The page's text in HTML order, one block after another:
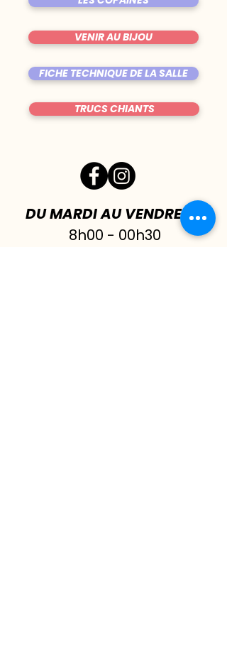
VENIR AU BIJOU
FICHE TECHNIQUE DE LA SALLE
TRUCS CHIANTS
DU MARDI AU VENDREDI|
8h00 - 00h30